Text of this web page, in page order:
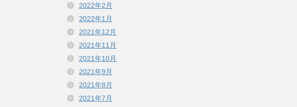
2022年2月
2022年1月
2021年12月
2021年11月
2021年10月
2021年9月
2021年8月
2021年7月